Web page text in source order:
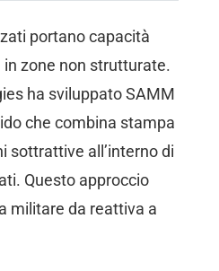
portano capacità
zone non strutturate.
ha sviluppato SAMM
che combina stampa
sottrattive all’interno di
Questo approccio
militare da reattiva a